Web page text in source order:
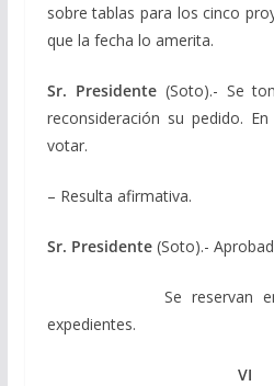
sobre tablas para los cinco
que la fecha lo amerita.
Sr. Presidente(Soto).- Se
reconsideración su pedido.
votar.
– Resulta afirmativa.
Sr. Presidente(Soto).-
Se reservan en
expedientes.
VI